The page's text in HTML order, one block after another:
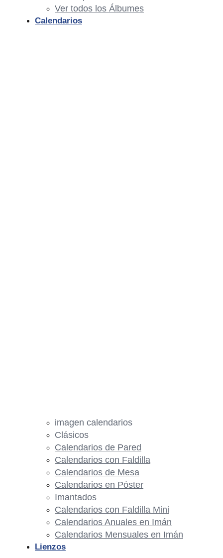
Ver todos los Álbumes
Calendarios
imagen calendarios
Clásicos
Calendarios de Pared
Calendarios con Faldilla
Calendarios de Mesa
Calendarios en Póster
Imantados
Calendarios con Faldilla Mini
Calendarios Anuales en Imán
Calendarios Mensuales en Imán
Lienzos